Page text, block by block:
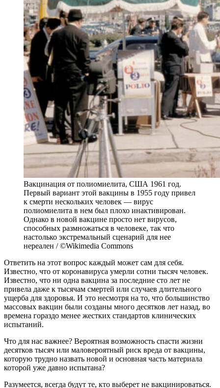
Вакцинация от полиомиелита, США 1961 год.
Первый вариант этой вакцины в 1955 году привел
к смерти нескольких человек — вирус
полиомиелита в нем был плохо инактивирован.
Однако в новой вакцине просто нет вирусов,
способных размножаться в человеке, так что
настолько экстремальный сценарий для нее
нереален / ©Wikimedia Commons
Ответить на этот вопрос каждый может сам для себя.
Известно, что от коронавируса умерли сотни тысяч человек.
Известно, что ни одна вакцина за последние сто лет не
привела даже к тысячам смертей или случаев длительного
ущерба для здоровья. И это несмотря на то, что большинство
массовых вакцин были созданы много десятков лет назад, во
времена гораздо менее жестких стандартов клинических
испытаний.
Что для нас важнее? Вероятная возможность спасти жизни
десятков тысяч или маловероятный риск вреда от вакцины,
которую трудно назвать новой и основная часть материала
которой уже давно испытана?
Разумеется, всегда будут те, кто выберет не вакцинироваться.